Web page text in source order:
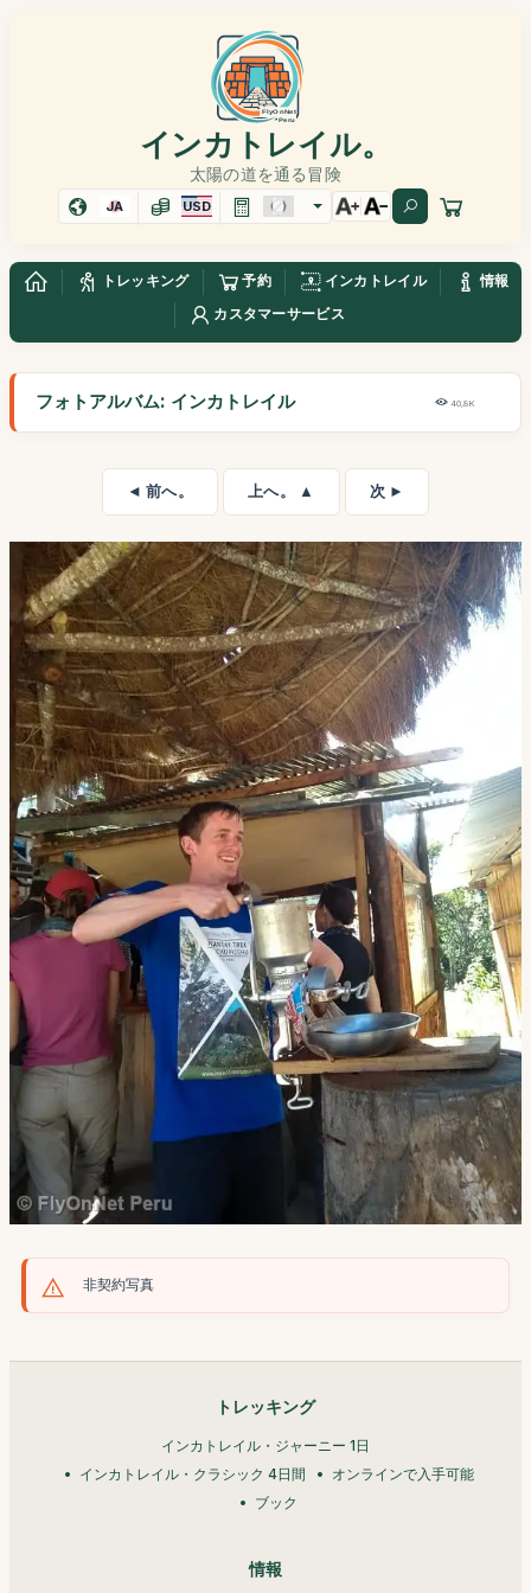
インカトレイル。
太陽の道を通る冒険
JA USD
トレッキング 予約 インカトレイル
情報
カスタマーサービス
フォトアルバム: インカトレイル 40,8K
◄ 前へ。 上へ。 ▲ 次 ►
非契約写真
トレッキング
インカトレイル・ジャーニー 1日
インカトレイル・クラシック 4日間
オンラインで入手可能
ブック
情報